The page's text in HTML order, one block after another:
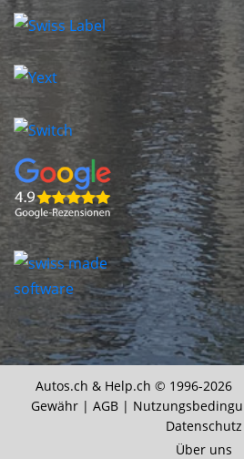
Autos.ch & Help.ch © 1996-
Gewähr | AGB|
Datenschutz
Über uns